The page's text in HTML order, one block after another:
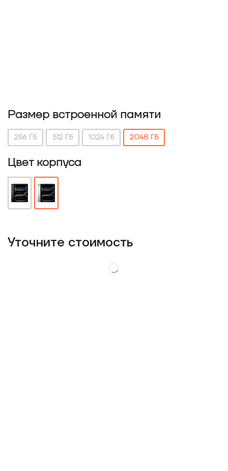
Размер встроенной памяти
256 Гб 512 Гб 1024 Гб 2048 Гб
Цвет корпуса
Уточнитe стоимость